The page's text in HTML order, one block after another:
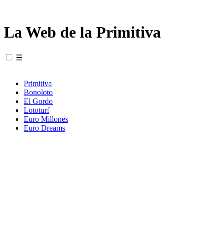
La Web de la Primitiva
☰
Primitiva
Bonoloto
El Gordo
Lototurf
Euro Millones
Euro Dreams